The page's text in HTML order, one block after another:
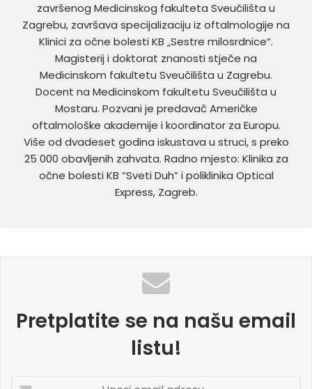
završenog Medicinskog fakulteta Sveučilišta u
Zagrebu, završava specijalizaciju iz oftalmologije na
Klinici za očne bolesti KB „Sestre milosrdnice“.
Magisterij i doktorat znanosti stječe na
Medicinskom fakultetu Sveučilišta u Zagrebu.
Docent na Medicinskom fakultetu Sveučilišta u
Mostaru. Pozvani je predavač Američke
oftalmološke akademije i koordinator za Europu.
Više od dvadeset godina iskustava u struci, s preko
25 000 obavljenih zahvata. Radno mjesto: Klinika za
očne bolesti KB “Sveti Duh” i poliklinika Optical
Express, Zagreb.
Pretplatite se na našu email
listu!